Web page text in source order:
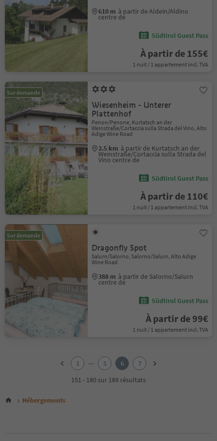
610 m à partir de Aldein/Aldino
centre de
Südtirol Guest Pass
À partir de 155€
1 nuit / 1 appartement incl. TVA
Sur demande
Wiesenheim - Unterer
Plattenhof
Penon/Penone, Kurtatsch an der
Weinstraße/Cortaccia sulla Strada del Vino, Alto
Adige Wine Road
2.5 km à partir de Kurtatsch an der
Weinstraße/Cortaccia sulla Strada del
Vino centre de
Südtirol Guest Pass
À partir de 110€
1 nuit / 1 appartement incl. TVA
Sur demande
Dragonfly Spot
Salurn/Salorno, Salorno/Salurn, Alto Adige
Wine Road
388 m à partir de Salorno/Salurn
centre de
Südtirol Guest Pass
À partir de 99€
1 nuit / 1 appartement incl. TVA
6
1 ... 5 6
7
151 - 180 sur 189 résultats
Hébergements